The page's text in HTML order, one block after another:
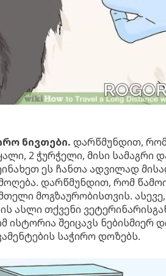
ნივთები. დარწმუნდით,
2 ჭურჭელი, მისი სამაგრი
ეს ჩანთა ადვილად
დარწმუნდით, რომ
მოგზაურობისთვის.
ასლი თქვენი
შეიცავს ნებისმიერ
საჭირო დოზებს.